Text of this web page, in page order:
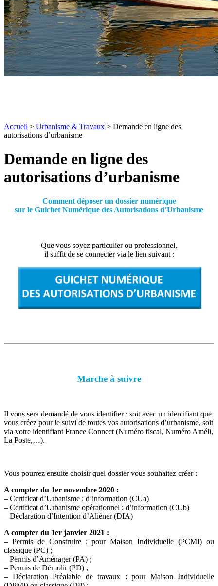
Accueil > Urbanisme & Travaux > Demande en ligne des
autorisations d’urbanisme
Demande en ligne des
autorisations d’urbanisme
Comment déposer un dossier numérique
sur le Guichet Numérique des Autorisations d’Urbanisme
Que vous soyez particulier ou professionnel,
il suffit de se connecter via le lien suivant :
Marche à suivre
Il vous sera demandé de vous identifier : soit avec un identifiant que
vous créez pour le suivi de toutes vos autorisations d’urbanisme, soit
via votre identifiant France Connect (Numéro fiscal, Numéro Améli,
La Poste,…).
Vous pourrez ensuite choisir quel dossier vous souhaitez créer :
A compter du 1er novembre 2020 :
– Certificat d’Urbanisme : d’information (CUa)
– Certificat d’Urbanisme opérationnel : d’information (CUb)
– Déclaration d’Intention d’Aliéner (DIA)
A compter du 1er janvier 2021 :
– Permis de Construire : pour Maison Individuelle (PCMI) ou
classique (PC) ;
– Permis d’Aménager (PA) ;
– Permis de Démolir (PD) ;
– Déclaration Préalable de travaux : pour Maison Individuelle